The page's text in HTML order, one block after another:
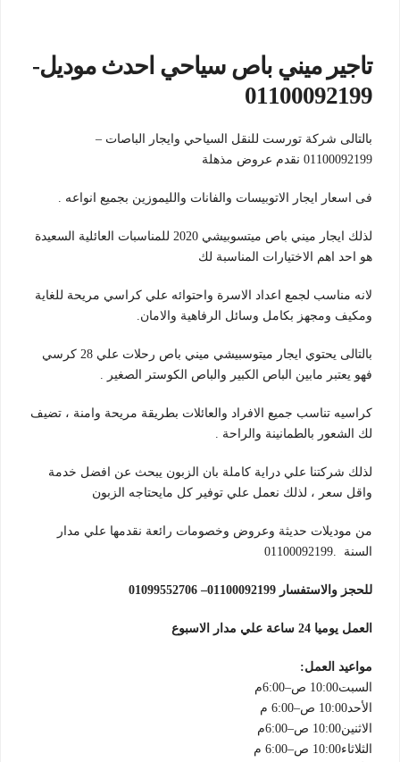
تاجير ميني باص سياحي احدث موديل-
01100092199
بالتالى شركة تورست للنقل السياحي وايجار الباصات –
01100092199 نقدم عروض مذهلة
فى اسعار ايجار الاتوبيسات والفانات والليموزين بجميع انواعه .
لذلك ايجار ميني باص ميتسوبيشي 2020 للمناسبات العائلية السعيدة
هو احد اهم الاختيارات المناسبة لك
لانه مناسب لجمع اعداد الاسرة واحتوائه علي كراسي مريحة للغاية
ومكيف ومجهز بكامل وسائل الرفاهية والامان.
بالتالى يحتوي ايجار ميتوسبيشي ميني باص رحلات علي 28 كرسي
فهو يعتبر مابين الباص الكبير والباص الكوستر الصغير .
كراسيه تناسب جميع الافراد والعائلات بطريقة مريحة وامنة ، تضيف
لك الشعور بالطمانينة والراحة .
لذلك شركتنا علي دراية كاملة بان الزبون يبحث عن افضل خدمة
واقل سعر ، لذلك نعمل علي توفير كل مايحتاجه الزبون
من موديلات حديثة وعروض وخصومات رائعة نقدمها علي مدار
السنة .01100092199
للحجز والاستفسار 01100092199– 01099552706
العمل يوميا 24 ساعة علي مدار الاسبوع
مواعيد العمل:
السبت10:00 ص–6:00م
الأحد10:00 ص–6:00 م
الاثنين10:00 ص–6:00م
الثلاثاء10:00 ص–6:00 م